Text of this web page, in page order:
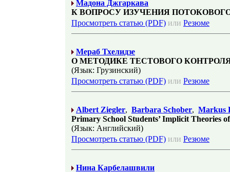
Мадона Джгаркава
К ВОПРОСУ ИЗУЧЕНИЯ
Просмотреть статью (PDF) или Резюме
Мераб Тхелидзе
О МЕТОДИКЕ ТЕСТОВОГО
(Язык: Грузинский)
Просмотреть статью (PDF) или Резюме
Albert Ziegler, Barbara Schober, Markus
Primary School Students’ Implicit Theories
(Язык: Английский)
Просмотреть статью (PDF) или Резюме
Нина Карбелашвили